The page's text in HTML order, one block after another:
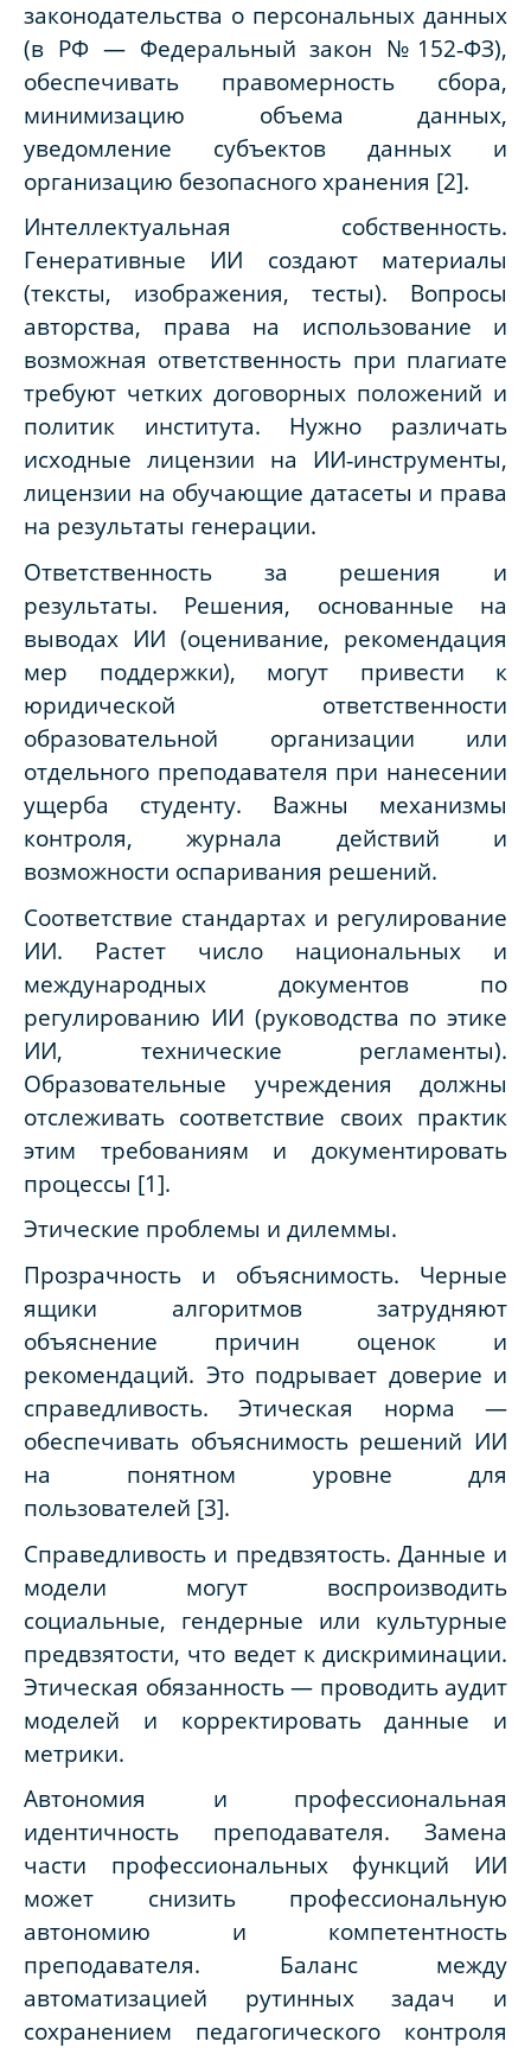
законодательства о персональных данных
(в РФ — Федеральный закон №152‑ФЗ),
обеспечивать правомерность сбора,
минимизацию объема данных,
уведомление субъектов данных и
организацию безопасного хранения [2].
Интеллектуальная собственность.
Генеративные ИИ создают материалы
(тексты, изображения, тесты). Вопросы
авторства, права на использование и
возможная ответственность при плагиате
требуют четких договорных положений и
политик института. Нужно различать
исходные лицензии на ИИ‑инструменты,
лицензии на обучающие датасеты и права
на результаты генерации.
Ответственность за решения и
результаты. Решения, основанные на
выводах ИИ (оценивание, рекомендация
мер поддержки), могут привести к
юридической ответственности
образовательной организации или
отдельного преподавателя при нанесении
ущерба студенту. Важны механизмы
контроля, журнала действий и
возможности оспаривания решений.
Соответствие стандартах и регулирование
ИИ. Растет число национальных и
международных документов по
регулированию ИИ (руководства по этике
ИИ, технические регламенты).
Образовательные учреждения должны
отслеживать соответствие своих практик
этим требованиям и документировать
процессы [1].
Этические проблемы и дилеммы.
Прозрачность и объяснимость. Черные
ящики алгоритмов затрудняют
объяснение причин оценок и
рекомендаций. Это подрывает доверие и
справедливость. Этическая норма —
обеспечивать объяснимость решений ИИ
на понятном уровне для
пользователей [3].
Справедливость и предвзятость. Данные и
модели могут воспроизводить
социальные, гендерные или культурные
предвзятости, что ведет к дискриминации.
Этическая обязанность — проводить аудит
моделей и корректировать данные и
метрики.
Автономия и профессиональная
идентичность преподавателя. Замена
части профессиональных функций ИИ
может снизить профессиональную
автономию и компетентность
преподавателя. Баланс между
автоматизацией рутинных задач и
сохранением педагогического контроля